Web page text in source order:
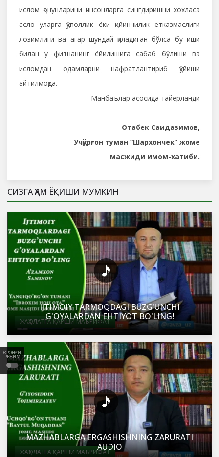
ҚОРОНҒИ
РЕЖИМ
ислом қонунларини инсонларга сингдиришни хохласа
асло уларга қўполлик ёки қийинчилик етказмаслиги
лозимлиги ва агар шундай қиладиган бўлса бу иши
билан у фитнанинг ёйилишига сабаб бўлиши ва
исломдан одамларни нафратлантириб қўйиши
айтилмоқда.
Манбаълар асосида тайёрланди
Отабек Саидазимов,
Учқўрғон туман “Шархончек” жоме
масжиди имом-хатиби.
СИЗГА ҲАМ ЁҚИШИ МУМКИН
ЖАҲОЛАТГА ҚАРШИ МАЪРИФАТ
IJTIMOIY TARMOQDAGI BUZG'UNCHI
G'OYALARDAN EHTIYOT BO'LING!
ЖАҲОЛАТГА ҚАРШИ МАЪРИФАТ
MAZHABLARGA ERGASHISHNING ZARURATI
AUDIO